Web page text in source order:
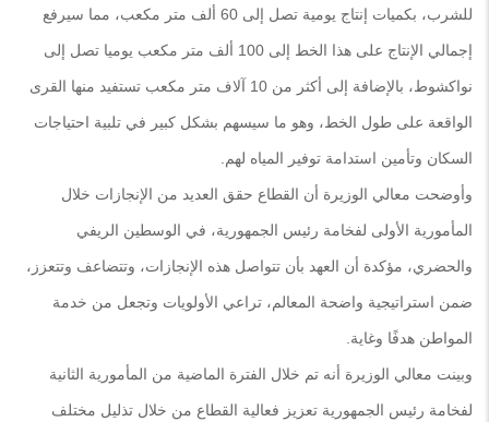
للشرب، بكميات إنتاج يومية تصل إلى 60 ألف متر مكعب، مما سيرفع
إجمالي الإنتاج على هذا الخط إلى 100 ألف متر مكعب يوميا تصل إلى
نواكشوط، بالإضافة إلى أكثر من 10 آلاف متر مكعب تستفيد منها القرى
الواقعة على طول الخط، وهو ما سيسهم بشكل كبير في تلبية احتياجات
السكان وتأمين استدامة توفير المياه لهم.
وأوضحت معالي الوزيرة أن القطاع حقق العديد من الإنجازات خلال
المأمورية الأولى لفخامة رئيس الجمهورية، في الوسطين الريفي
والحضري، مؤكدة أن العهد بأن تتواصل هذه الإنجازات، وتتضاعف وتتعزز،
ضمن استراتيجية واضحة المعالم، تراعي الأولويات وتجعل من خدمة
المواطن هدفًا وغاية.
وبينت معالي الوزيرة أنه تم خلال الفترة الماضية من المأمورية الثانية
لفخامة رئيس الجمهورية تعزيز فعالية القطاع من خلال تذليل مختلف